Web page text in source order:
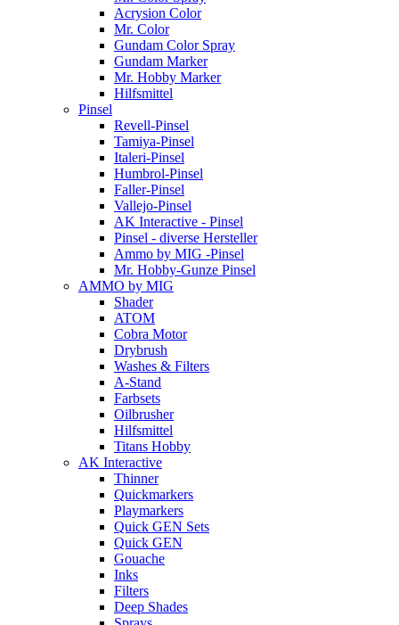
Acrysion Color
Mr. Color
Gundam Color Spray
Gundam Marker
Mr. Hobby Marker
Hilfsmittel
Pinsel
Revell-Pinsel
Tamiya-Pinsel
Italeri-Pinsel
Humbrol-Pinsel
Faller-Pinsel
Vallejo-Pinsel
AK Interactive - Pinsel
Pinsel - diverse Hersteller
Ammo by MIG -Pinsel
Mr. Hobby-Gunze Pinsel
AMMO by MIG
Shader
ATOM
Cobra Motor
Drybrush
Washes & Filters
A-Stand
Farbsets
Oilbrusher
Hilfsmittel
Titans Hobby
AK Interactive
Thinner
Quickmarkers
Playmarkers
Quick GEN Sets
Quick GEN
Gouache
Inks
Filters
Deep Shades